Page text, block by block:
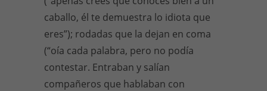
caballo, él te demuestra lo idiota que
eres”); rodadas que la dejan en coma
(“oía cada palabra, pero no podía
contestar. Entraban y salían
compañeros que hablaban con